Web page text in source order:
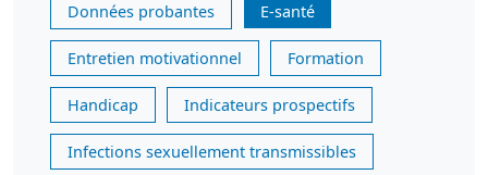
Données probantes E-santé
Entretien motivationnel Formation
Handicap Indicateurs prospectifs
Infections sexuellement transmissibles